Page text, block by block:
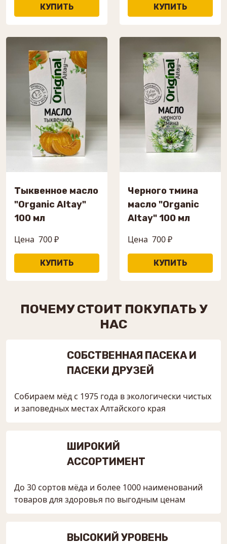
Тыквенное масло
"Organic Altay"
100 мл
Цена 700 ₽
Черного тмина
масло "Organic
Altay" 100 мл
Цена 700 ₽
ПОЧЕМУ СТОИТ ПОКУПАТЬ У
НАС
СОБСТВЕННАЯ ПАСЕКА И
ПАСЕКИ ДРУЗЕЙ
Собираем мёд с 1975 года в экологически чистых
и заповедных местах Алтайского края
ШИРОКИЙ
АССОРТИМЕНТ
До 30 сортов мёда и более 1000 наименований
товаров для здоровья по выгодным ценам
ВЫСОКИЙ УРОВЕНЬ